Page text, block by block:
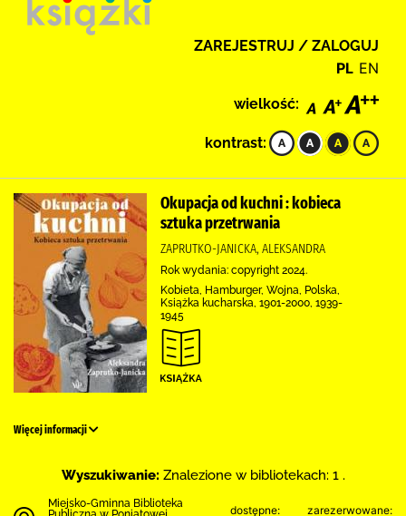
ZAREJESTRUJ / ZALOGUJ
PL EN
wielkość:
kontrast:
Okupacja od kuchni : kobieca
sztuka przetrwania
ZAPRUTKO-JANICKA, ALEKSANDRA
Rok wydania: copyright 2024.
Kobieta, Hamburger, Wojna, Polska,
Książka kucharska, 1901-2000, 1939-
1945
Więcej informacji
Wyszukiwanie: Znalezione w bibliotekach: 1 .
Miejsko-Gminna Biblioteka
dostępne: zarezerwowane: